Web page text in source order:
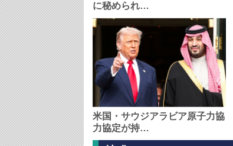
に秘められ…
米国・サウジアラビア原子力協
力協定が持…